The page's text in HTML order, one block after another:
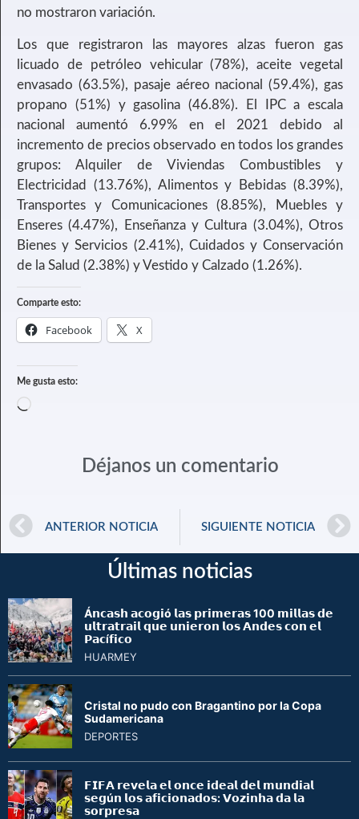
no mostraron variación.
Los que registraron las mayores alzas fueron gas
licuado de petróleo vehicular (78%), aceite vegetal
envasado (63.5%), pasaje aéreo nacional (59.4%), gas
propano (51%) y gasolina (46.8%). El IPC a escala
nacional aumentó 6.99% en el 2021 debido al
incremento de precios observado en todos los grandes
grupos: Alquiler de Viviendas Combustibles y
Electricidad (13.76%), Alimentos y Bebidas (8.39%),
Transportes y Comunicaciones (8.85%), Muebles y
Enseres (4.47%), Enseñanza y Cultura (3.04%), Otros
Bienes y Servicios (2.41%), Cuidados y Conservación
de la Salud (2.38%) y Vestido y Calzado (1.26%).
Comparte esto:
Facebook X
Me gusta esto:
Déjanos un comentario
ANTERIOR NOTICIA SIGUIENTE NOTICIA
Últimas noticias
Á𝗻𝗰𝗮𝘀𝗵 𝗮𝗰𝗼𝗴𝗶ó 𝗹𝗮𝘀 𝗽𝗿𝗶𝗺𝗲𝗿𝗮𝘀 100 𝗺𝗶𝗹𝗹𝗮𝘀 𝗱𝗲
𝘂𝗹𝘁𝗿𝗮𝘁𝗿𝗮𝗶𝗹 𝗾𝘂𝗲 𝘂𝗻𝗶𝗲𝗿𝗼𝗻 𝗹𝗼𝘀 𝗔𝗻𝗱𝗲𝘀 𝗰𝗼𝗻 𝗲𝗹
𝗣𝗮𝗰í𝗳𝗶𝗰𝗼
HUARMEY
Cristal no pudo con Bragantino por la Copa
Sudamericana
DEPORTES
𝗙𝗜𝗙𝗔 𝗿𝗲𝘃𝗲𝗹𝗮 𝗲𝗹 𝗼𝗻𝗰𝗲 𝗶𝗱𝗲𝗮𝗹 𝗱𝗲𝗹 𝗺𝘂𝗻𝗱𝗶𝗮𝗹
𝘀𝗲𝗴ú𝗻 𝗹𝗼𝘀 𝗮𝗳𝗶𝗰𝗶𝗼𝗻𝗮𝗱𝗼𝘀: 𝗩𝗼𝘇𝗶𝗻𝗵𝗮 𝗱𝗮 𝗹𝗮
𝘀𝗼𝗿𝗽𝗿𝗲𝘀𝗮